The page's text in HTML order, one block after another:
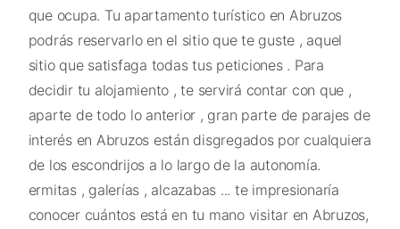
que ocupa. Tu apartamento turístico en Abruzos
podrás reservarlo en el sitio que te guste , aquel
sitio que satisfaga todas tus peticiones . Para
decidir tu alojamiento , te servirá contar con que ,
aparte de todo lo anterior , gran parte de parajes de
interés en Abruzos están disgregados por cualquiera
de los escondrijos a lo largo de la autonomía.
ermitas , galerías , alcazabas ... te impresionaría
conocer cuántos está en tu mano visitar en Abruzos,